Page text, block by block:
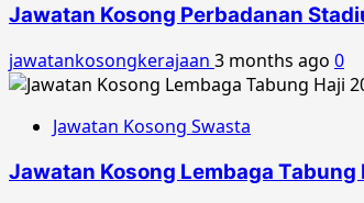
Jawatan Kosong Perbadanan
jawatankosongkerajaan 3 months ago 0
Jawatan Kosong Swasta
Jawatan Kosong Lembaga Tabung